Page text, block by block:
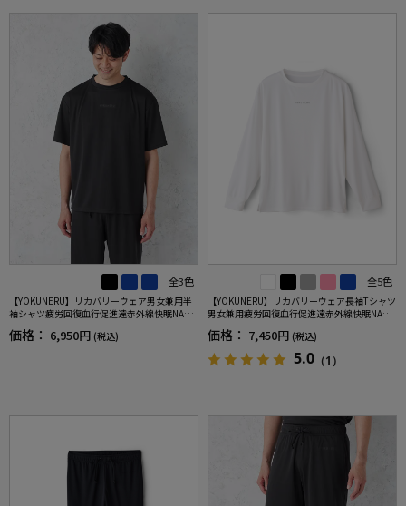
全3色
【YOKUNERU】リカバリーウェア男女兼用半
袖シャツ疲労回復血行促進遠赤外線快眠NANO
MIX(R)【一般医療機器】SS～LLサイズ
価格： 6,950円 (税込)
全5色
【YOKUNERU】リカバリーウェア長袖Tシャツ
男女兼用疲労回復血行促進遠赤外線快眠NANO
MIX(R)【一般医療機器】SS～LLサイズ
価格： 7,450円 (税込)
5.0 （1）